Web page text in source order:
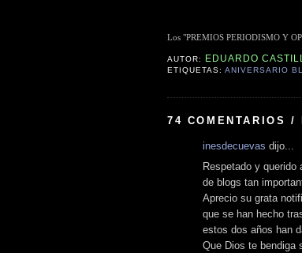
Los "PREMIOS PERIODISMO Y
AUTOR: EDUARDO
ETIQUETAS:ANIVERSARIO
74 COMENTARIOS /
inesdecuevas dijo...
Respetado y
de blogs tan
Aprecio su grata
que se han hecho
estos dos años han
Que Dios te bendiga